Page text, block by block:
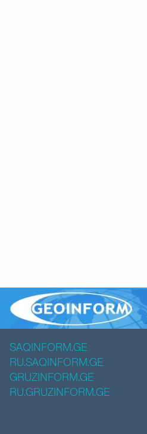
SAQINFORM.GE
RU.SAQINFORM.GE
GRUZINFORM.GE
RU.GRUZINFORM.GE